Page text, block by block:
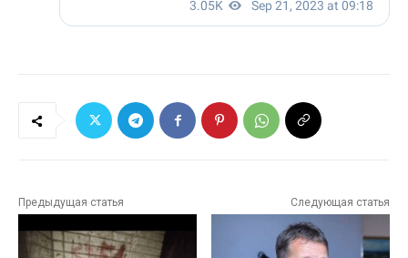
Предыдущая статья Следующая статья